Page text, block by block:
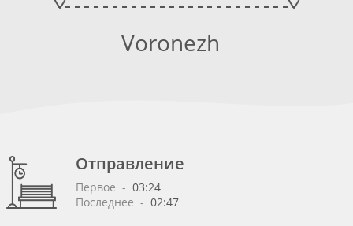
Voronezh
Отправление
Первое - 03:24
Последнее - 02:47